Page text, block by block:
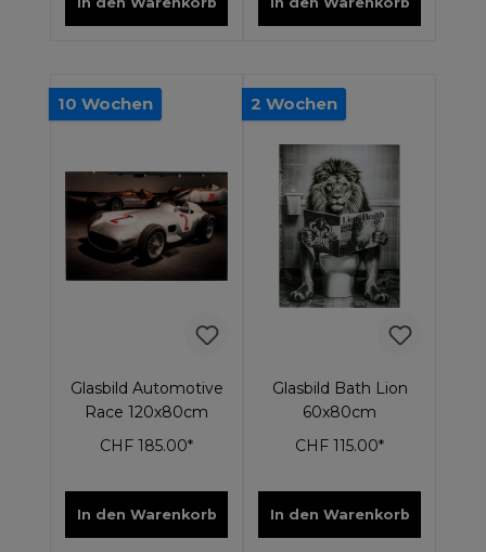
10 Wochen
Glasbild Automotive
Race 120x80cm
CHF 185.00*
In den Warenkorb
2 Wochen
Glasbild Bath Lion
60x80cm
CHF 115.00*
In den Warenkorb